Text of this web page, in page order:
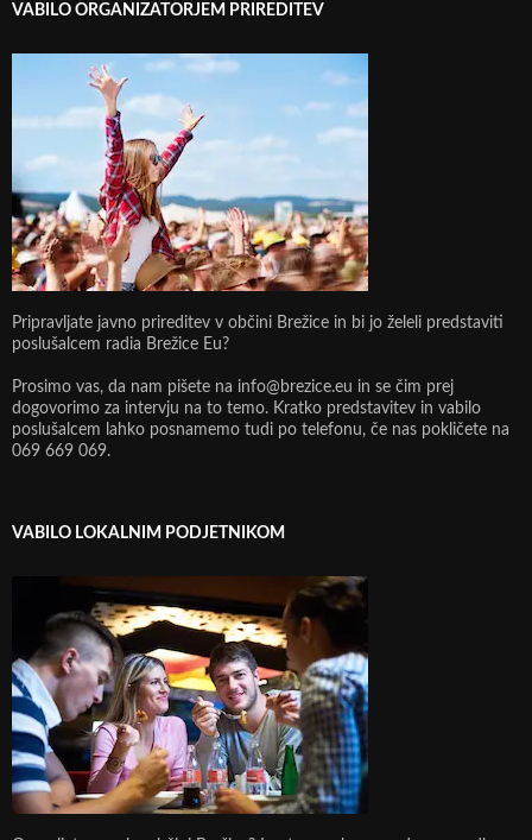
VABILO ORGANIZATORJEM PRIREDITEV
Pripravljate javno prireditev v občini Brežice in bi jo želeli predstaviti
poslušalcem radia Brežice Eu?
Prosimo vas, da nam pišete na info@brezice.eu in se čim prej
dogovorimo za intervju na to temo. Kratko predstavitev in vabilo
poslušalcem lahko posnamemo tudi po telefonu, če nas pokličete na
069 669 069.
VABILO LOKALNIM PODJETNIKOM